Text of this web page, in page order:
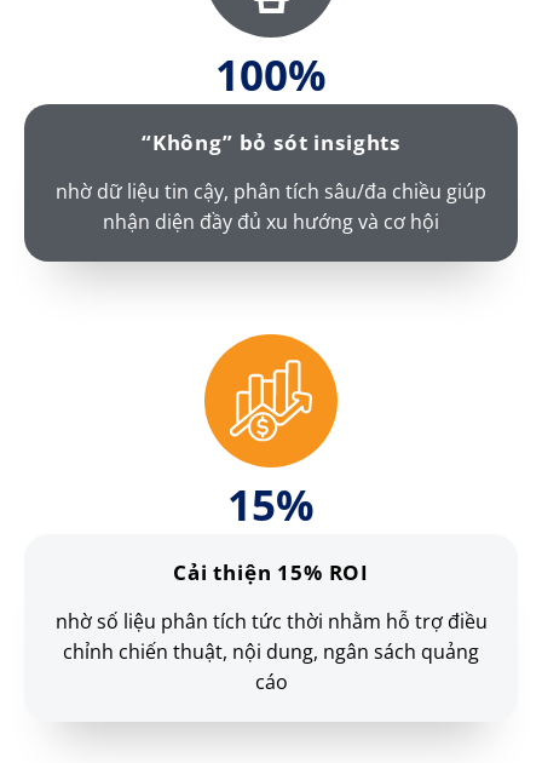
100%
“Không” bỏ sót insights
nhờ dữ liệu tin cậy, phân tích sâu/đa chiều giúp
nhận diện đầy đủ xu hướng và cơ hội
15%
Cải thiện 15% ROI
nhờ số liệu phân tích tức thời nhằm hỗ trợ điều
chỉnh chiến thuật, nội dung, ngân sách quảng
cáo